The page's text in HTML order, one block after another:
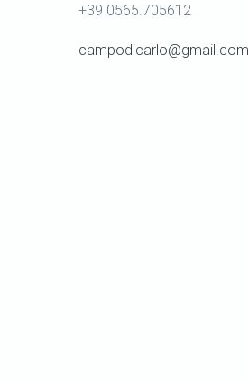
+39 0565.705612
campodicarlo@gmail.com